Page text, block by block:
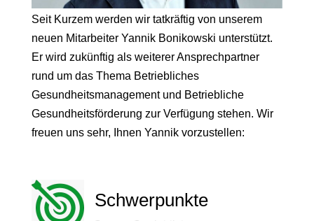
Seit Kurzem werden wir tatkräftig von unserem
neuen Mitarbeiter Yannik Bonikowski unterstützt.
Er wird zukünftig als weiterer Ansprechpartner
rund um das Thema Betriebliches
Gesundheitsmanagement und Betriebliche
Gesundheitsförderung zur Verfügung stehen. Wir
freuen uns sehr, Ihnen Yannik vorzustellen:
Schwerpunkte